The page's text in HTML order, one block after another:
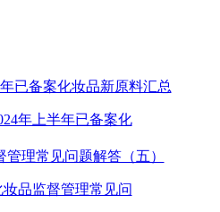
年上半年已备案化
妆品监督管理常见问